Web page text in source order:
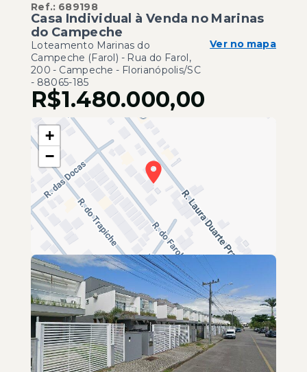
Ref.: 689198
Casa Individual à Venda no Marinas
do Campeche
Loteamento Marinas do
Campeche (Farol) - Rua do Farol,
200 - Campeche - Florianópolis/SC
- 88065-185
Ver no mapa
R$1.480.000,00
+
−
Leaflet